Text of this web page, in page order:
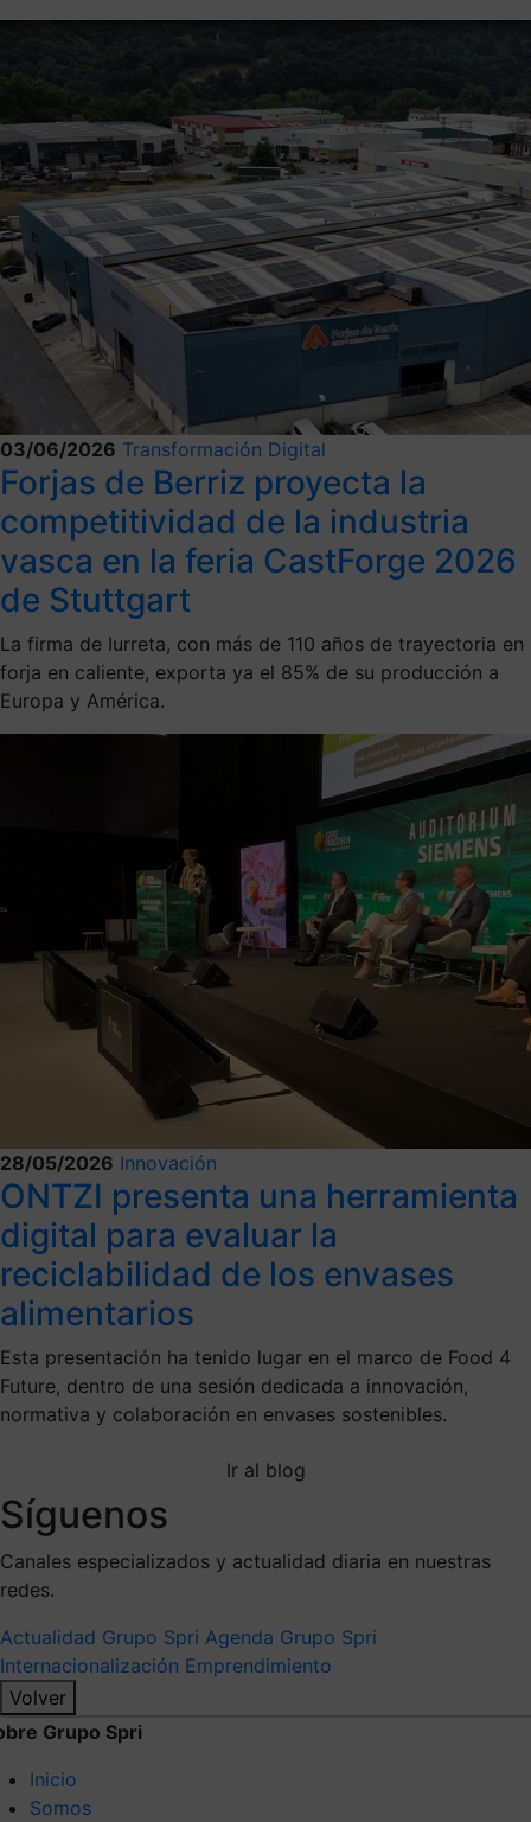
03/06/2026 Transformación Digital
Forjas de Berriz proyecta la
competitividad de la industria
vasca en la feria CastForge 2026
de Stuttgart
La firma de Iurreta, con más de 110 años de trayectoria en
forja en caliente, exporta ya el 85% de su producción a
Europa y América.
28/05/2026 Innovación
ONTZI presenta una herramienta
digital para evaluar la
reciclabilidad de los envases
alimentarios
Esta presentación ha tenido lugar en el marco de Food 4
Future, dentro de una sesión dedicada a innovación,
normativa y colaboración en envases sostenibles.
Ir al blog
Síguenos
Canales especializados y actualidad diaria en nuestras
redes.
Actualidad Grupo Spri Agenda Grupo Spri
Internacionalización Emprendimiento
Volver
Grupo Spri
Inicio
Somos